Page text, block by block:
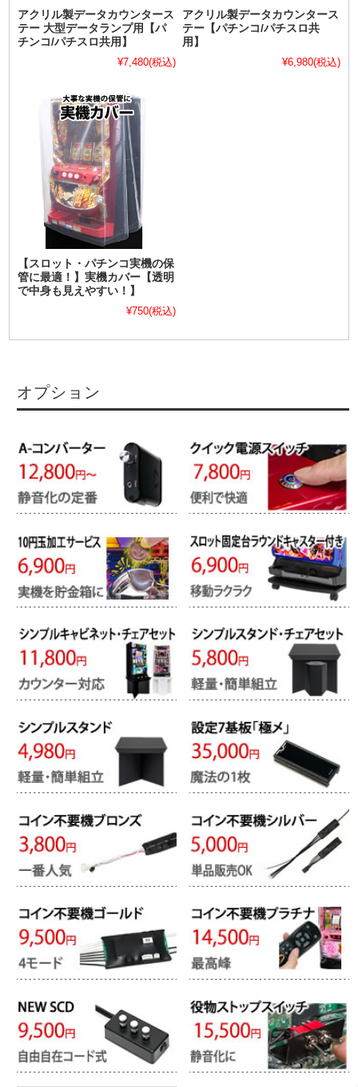
アクリル製データカウンタース
テー 大型データランプ用【パ
チンコ/パチスロ共用】
¥7,480(税込)
アクリル製データカウンタース
テー【パチンコ/パチスロ共
用】
¥6,980(税込)
【スロット・パチンコ実機の保
管に最適！】実機カバー【透明
で中身も見えやすい！】
¥750(税込)
オプション